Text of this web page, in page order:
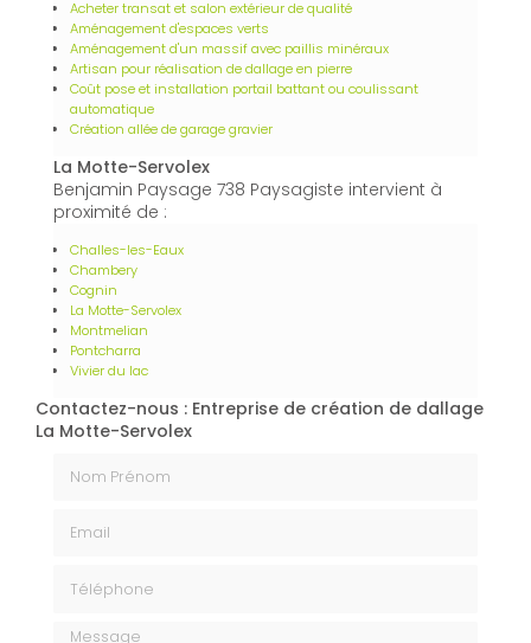
Acheter transat et salon extérieur de qualité
Aménagement d'espaces verts
Aménagement d'un massif avec paillis minéraux
Artisan pour réalisation de dallage en pierre
Coût pose et installation portail battant ou coulissant
automatique
Création allée de garage gravier
La Motte-Servolex
Benjamin Paysage 738 Paysagiste intervient à
proximité de :
Challes-les-Eaux
Chambery
Cognin
La Motte-Servolex
Montmelian
Pontcharra
Vivier du lac
Contactez-nous : Entreprise de création de dallage
La Motte-Servolex
Message